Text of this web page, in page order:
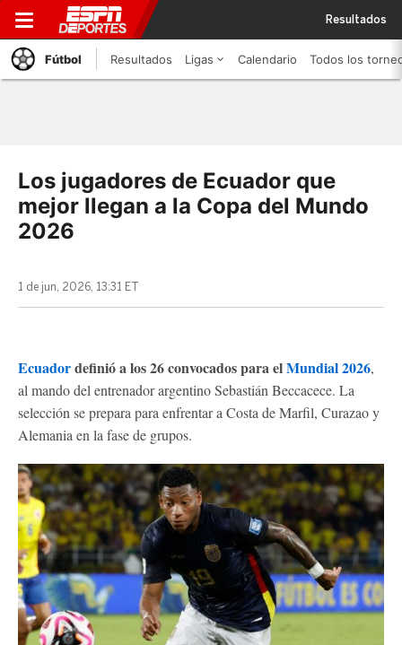
Resultados
Fútbol Resultados Ligas Calendario Todos los
Los jugadores de Ecuador que
mejor llegan a la Copa del Mundo
2026
1 de jun, 2026, 13:31 ET
Ecuadordefinió a los 26 convocados para elMundial 2026,
al mando del entrenador argentino Sebastián Beccacece. La
selección se prepara para enfrentar a Costa de Marfil, Curazao y
Alemania en la fase de grupos.